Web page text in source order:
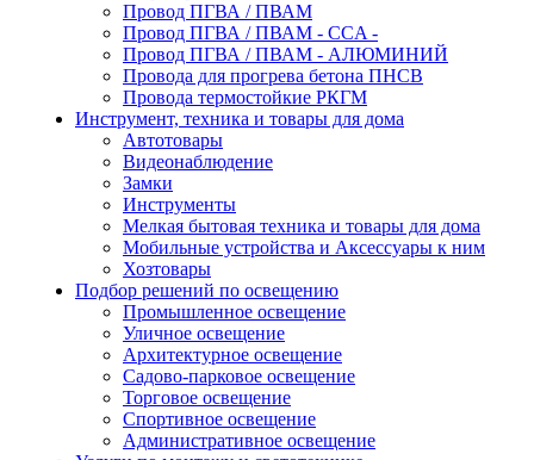
Провод ПГВА / ПВАМ
Провод ПГВА / ПВАМ - CCA -
Провод ПГВА / ПВАМ - АЛЮМИНИЙ
Провода для прогрева бетона ПНСВ
Провода термостойкие РКГМ
Инструмент, техника и товары для дома
Автотовары
Видеонаблюдение
Замки
Инструменты
Мелкая бытовая техника и товары для дома
Мобильные устройства и Аксессуары к ним
Хозтовары
Подбор решений по освещению
Промышленное освещение
Уличное освещение
Архитектурное освещение
Садово-парковое освещение
Торговое освещение
Спортивное освещение
Административное освещение